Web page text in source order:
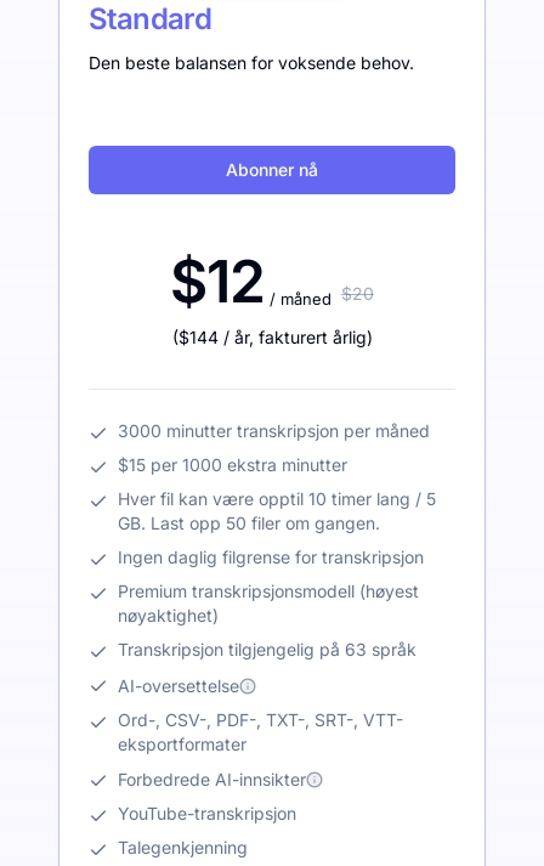
Standard
Den beste balansen for voksende behov.
Abonner nå
$12 / måned $20
($144 / år, fakturert årlig)
3000 minutter transkripsjon per måned
$15 per 1000 ekstra minutter
Hver fil kan være opptil 10 timer lang / 5
GB. Last opp 50 filer om gangen.
Ingen daglig filgrense for transkripsjon
Premium transkripsjonsmodell (høyest
nøyaktighet)
Transkripsjon tilgjengelig på 63 språk
AI-oversettelse
Ord-, CSV-, PDF-, TXT-, SRT-, VTT-
eksportformater
Forbedrede AI-innsikter
YouTube-transkripsjon
Talegenkjenning